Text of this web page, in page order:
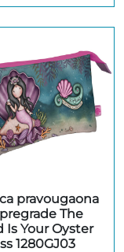
pravougaona
The
Is Your Oyster
1280GJ03